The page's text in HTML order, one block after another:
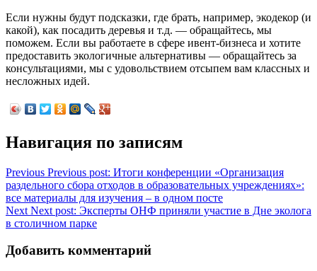
Если нужны будут подсказки, где брать, например, экодекор (и
какой), как посадить деревья и т.д. — обращайтесь, мы
поможем. Если вы работаете в сфере ивент-бизнеса и хотите
предоставить экологичные альтернативы — обращайтесь за
консультациями, мы с удовольствием отсыпем вам классных и
несложных идей.
Навигация по записям
Previous Previous post: Итоги конференции «Организация
раздельного сбора отходов в образовательных учреждениях»:
все материалы для изучения – в одном посте
Next Next post: Эксперты ОНФ приняли участие в Дне эколога
в столичном парке
Добавить комментарий